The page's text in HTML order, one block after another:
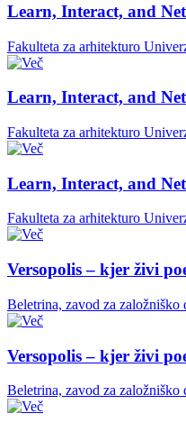
Learn, Interact, and
Fakulteta za arhitekturo
Learn, Interact, and
Fakulteta za arhitekturo
Learn, Interact, and
Fakulteta za arhitekturo
Versopolis – kjer živi
Beletrina, zavod za založniško
Versopolis – kjer živi
Beletrina, zavod za založniško